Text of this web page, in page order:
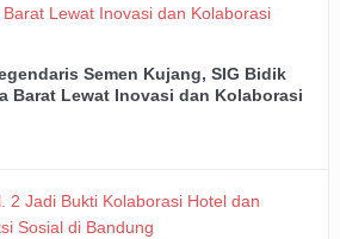
Semen Kujang, SIG Bidik
Barat Lewat Inovasi dan Kolaborasi